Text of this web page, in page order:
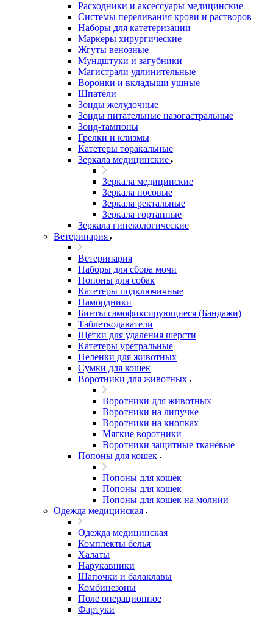
Расходники и аксессуары медицинские
Системы переливания крови и растворов
Наборы для катетеризации
Маркеры хирургические
Жгуты венозные
Мундштуки и загубники
Магистрали удлинительные
Воронки и вкладыши ушные
Шпатели
Зонды желудочные
Зонды питательные назогастральные
Зонд-тампоны
Грелки и клизмы
Катетеры торакальные
Зеркала медицинские
Зеркала медицинские
Зеркала носовые
Зеркала ректальные
Зеркала гортанные
Зеркала гинекологические
Ветеринария
Ветеринария
Наборы для сбора мочи
Попоны для собак
Катетеры подключичные
Намордники
Бинты самофиксирующиеся (Бандажи)
Таблеткодаватели
Щетки для удаления шерсти
Катетеры уретральные
Пеленки для животных
Сумки для кошек
Воротники для животных
Воротники для животных
Воротники на липучке
Воротники на кнопках
Мягкие воротники
Воротники защитные тканевые
Попоны для кошек
Попоны для кошек
Попоны для кошек
Попоны для кошек на молнии
Одежда медицинская
Одежда медицинская
Комплекты белья
Халаты
Нарукавники
Шапочки и балаклавы
Комбинезоны
Поле операционное
Фартуки